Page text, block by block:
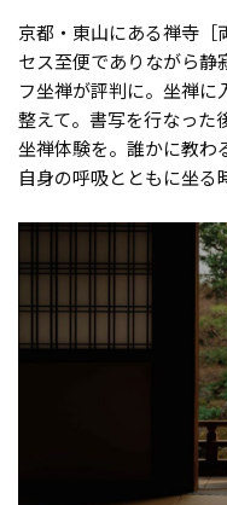
京都・東山にある禅寺［
セス至便でありながら静
フ坐禅が評判に。坐禅に
整えて。書写を行なった
坐禅体験を。誰かに教わ
自身の呼吸とともに坐る